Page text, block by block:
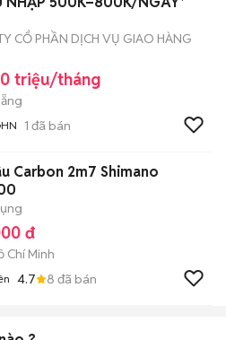
CỔ PHẦN DỊCH VỤ GIAO HÀNG
triệu/tháng
1 đã bán
Carbon 2m7 Shimano
đ
Chí Minh
4.7 8 đã bán